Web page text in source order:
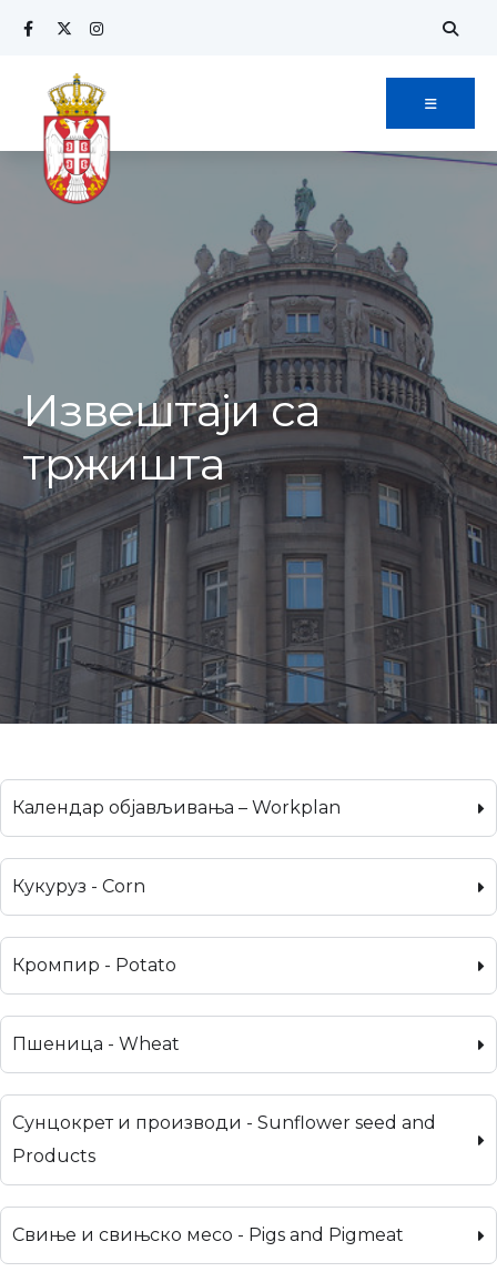
Извештаји са
тржишта
Календар објављивања – Workplan
Кукуруз - Corn
Кромпир - Potato
Пшеница - Wheat
Сунцокрет и производи - Sunflower seed and
Products
Свиње и свињско месо - Pigs and Pigmeat